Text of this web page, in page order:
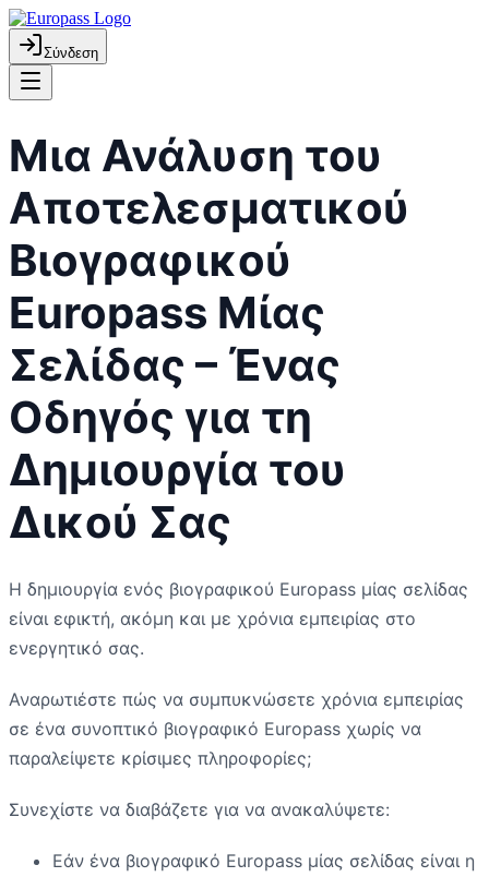
Σύνδεση
Μια Ανάλυση του
Αποτελεσματικού
Βιογραφικού
Europass Μίας
Σελίδας – Ένας
Οδηγός για τη
Δημιουργία του
Δικού Σας
Η δημιουργία ενός βιογραφικού Europass μίας σελίδας
είναι εφικτή, ακόμη και με χρόνια εμπειρίας στο
ενεργητικό σας.
Αναρωτιέστε πώς να συμπυκνώσετε χρόνια εμπειρίας
σε ένα συνοπτικό βιογραφικό Europass χωρίς να
παραλείψετε κρίσιμες πληροφορίες;
Συνεχίστε να διαβάζετε για να ανακαλύψετε:
Εάν ένα βιογραφικό Europass μίας σελίδας είναι η